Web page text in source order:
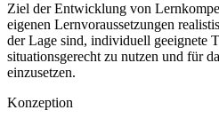
Ziel der Entwicklung von
eigenen Lernvoraussetzungen
der Lage sind, individuell geeignete
situationsgerecht zu nutzen und für
einzusetzen.
Konzeption